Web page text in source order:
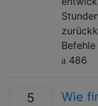
486
5
Wie